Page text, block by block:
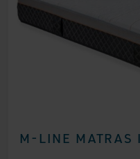
M-LINE MATRAS